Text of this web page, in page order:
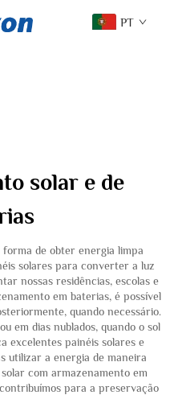
PT
solar e de
de obter energia limpa
solares para converter a luz
nossas residências, escolas e
em baterias, é possível
quando necessário.
em dias nublados, quando o sol
excelentes painéis solares e
utilizar a energia de maneira
com armazenamento em
para a preservação